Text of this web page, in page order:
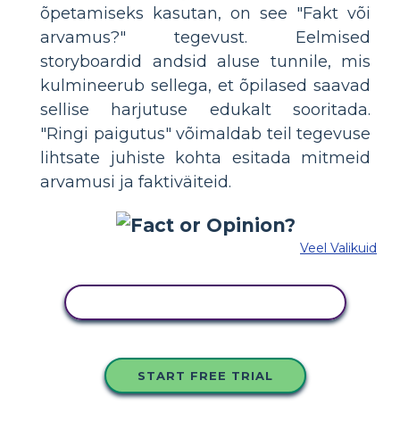
õpetamiseks kasutan, on see "Fakt või
arvamus?" tegevust. Eelmised
storyboardid andsid aluse tunnile, mis
kulmineerub sellega, et õpilased saavad
sellise harjutuse edukalt sooritada.
"Ringi paigutus" võimaldab teil tegevuse
lihtsate juhiste kohta esitada mitmeid
arvamusi ja faktiväiteid.
Veel Valikuid
START FREE TRIAL